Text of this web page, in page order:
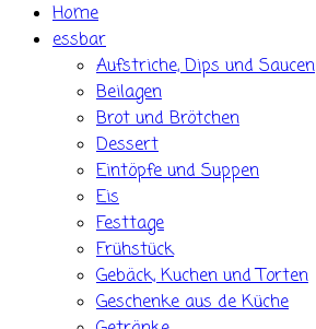
Home
essbar
Aufstriche, Dips und Saucen
Beilagen
Brot und Brötchen
Dessert
Eintöpfe und Suppen
Eis
Festtage
Frühstück
Gebäck, Kuchen und Torten
Geschenke aus de Küche